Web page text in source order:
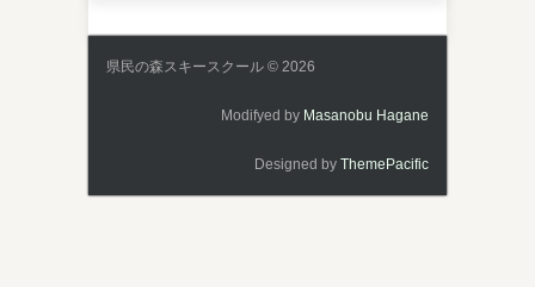
県民の森スキースクール © 2026
Modifyed by Masanobu Hagane
Designed by ThemePacific